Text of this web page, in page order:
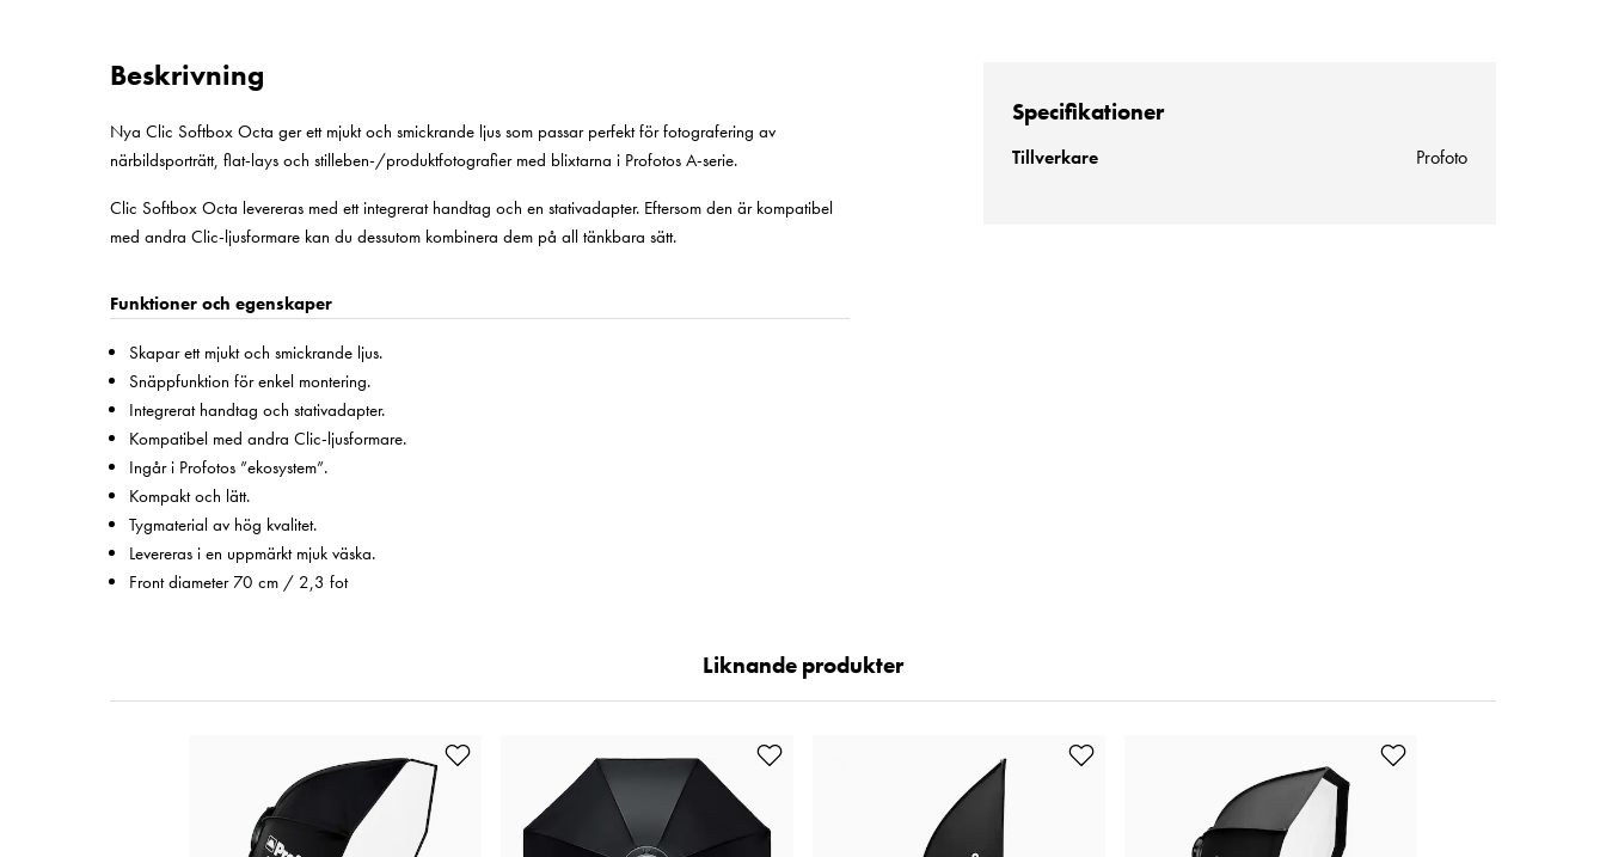
Beskrivning
Nya Clic Softbox Octa ger ett mjukt och smickrande ljus som passar perfekt för fotografering av
närbildsporträtt, flat-lays och stilleben-/produktfotografier med blixtarna i Profotos A-serie.
Clic Softbox Octa levereras med ett integrerat handtag och en stativadapter. Eftersom den är kompatibel
med andra Clic-ljusformare kan du dessutom kombinera dem på all tänkbara sätt.
Funktioner och egenskaper
Skapar ett mjukt och smickrande ljus.
Snäppfunktion för enkel montering.
Integrerat handtag och stativadapter.
Kompatibel med andra Clic-ljusformare.
Ingår i Profotos ”ekosystem”.
Kompakt och lätt.
Tygmaterial av hög kvalitet.
Levereras i en uppmärkt mjuk väska.
Front diameter 70 cm / 2,3 fot
Specifikationer
Tillverkare Profoto
Liknande produkter